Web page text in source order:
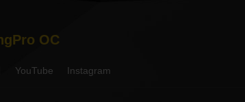
OC
YouTube Instagram